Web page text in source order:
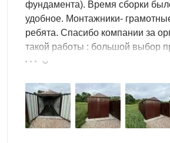
фундамента). Время сборки
удобное. Монтажники-
ребята. Спасибо компании за
такой работы : большой выбор
реальные цены.